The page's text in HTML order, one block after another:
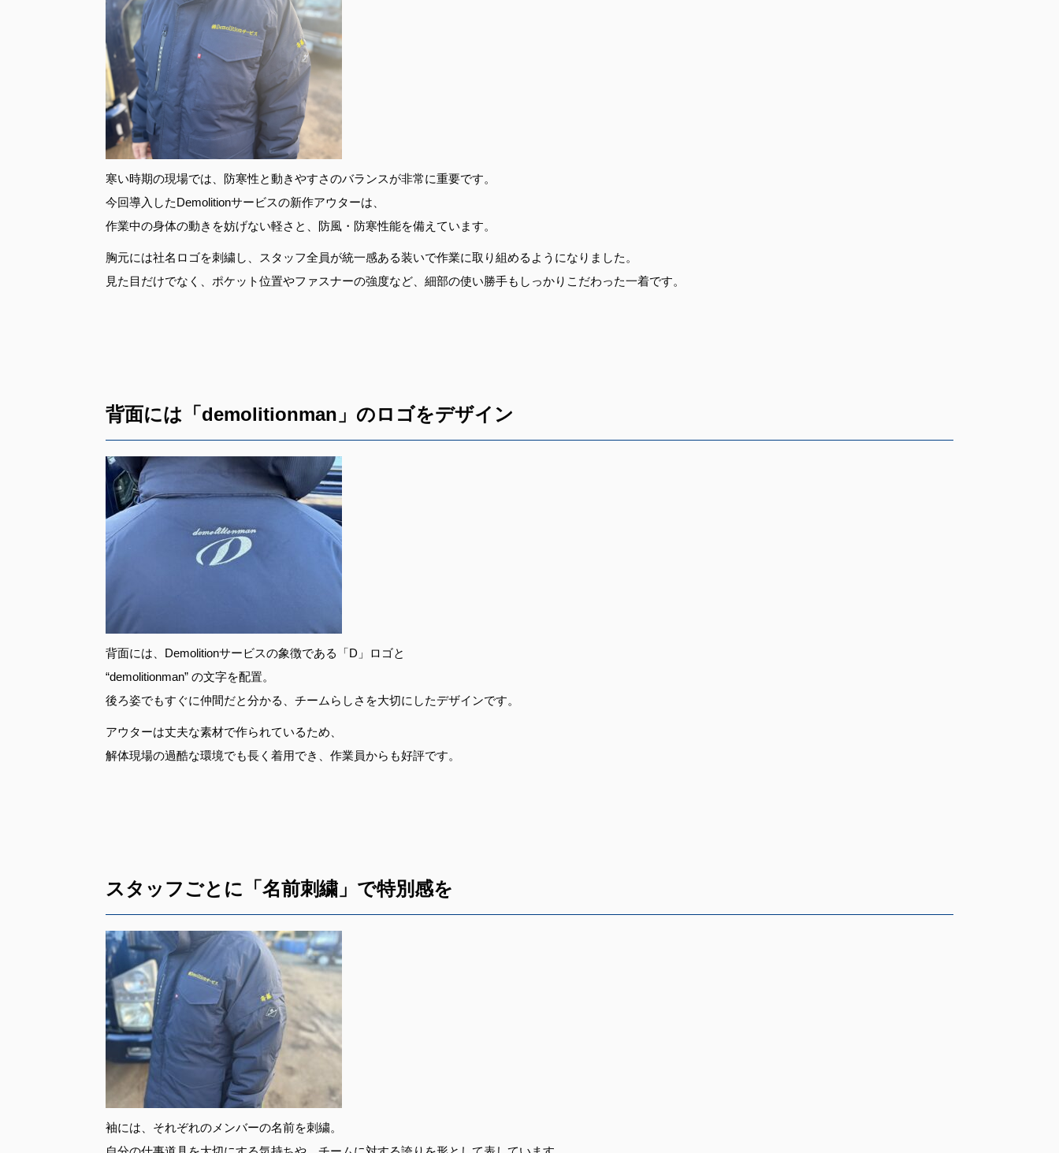
寒い時期の現場では、防寒性と動きやすさのバランスが非常に重要です。
今回導入したDemolitionサービスの新作アウターは、
作業中の身体の動きを妨げない軽さと、防風・防寒性能を備えています。
胸元には社名ロゴを刺繍し、スタッフ全員が統一感ある装いで作業に取り組めるようになりました。
見た目だけでなく、ポケット位置やファスナーの強度など、細部の使い勝手もしっかりこだわった一着です。
背面には「demolitionman」のロゴをデザイン
背面には、Demolitionサービスの象徴である「D」ロゴと
“demolitionman” の文字を配置。
後ろ姿でもすぐに仲間だと分かる、チームらしさを大切にしたデザインです。
アウターは丈夫な素材で作られているため、
解体現場の過酷な環境でも長く着用でき、作業員からも好評です。
スタッフごとに「名前刺繍」で特別感を
袖には、それぞれのメンバーの名前を刺繍。